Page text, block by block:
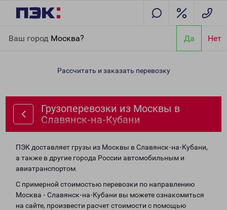
Ваш город Москва? Да Нет
Славянск-на-Кубани
Рассчитать и заказать перевозку
Грузоперевозки из Москвы в
Славянск-на-Кубани
ПЭК доставляет грузы из Москвы в Славянск-на-Кубани,
а также в другие города России автомобильным и
авиатранспортом.
С примерной стоимостью перевозки по направлению
Москва - Славянск-на-Кубани вы можете ознакомиться
на сайте, произвести расчет стоимости с помощью